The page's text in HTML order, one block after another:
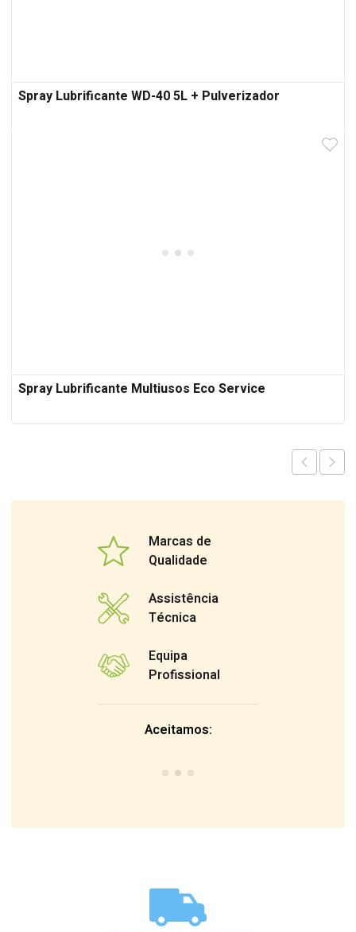
Spray Lubrificante WD-40 5L + Pulverizador
Spray Lubrificante Multiusos Eco Service
Marcas de
Qualidade
Assistência
Técnica
Equipa
Profissional
Aceitamos: